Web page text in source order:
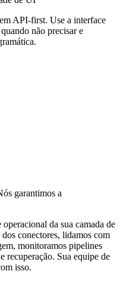
API-first. Use a interface
não precisar e
garantimos a
da sua camada de
conectores, lidamos com
monitoramos pipelines
recuperação. Sua equipe de
isso.